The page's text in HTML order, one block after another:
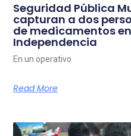
Seguridad Pública
capturan a dos
de medicamentos
Independencia
En un operativo
Read More